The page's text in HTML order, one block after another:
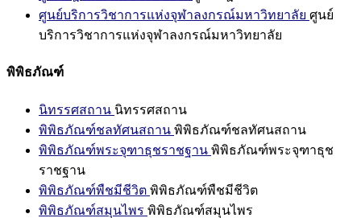
ศูนย์บริการวิชาการแห่งจุฬาลงกรณ์มหาวิทยาลัย ศูนย์
บริการวิชาการแห่งจุฬาลงกรณ์มหาวิทยาลัย
พิพิธภัณฑ์
นิทรรศสถาน นิทรรศสถาน
พิพิธภัณฑ์ชลทัศนสถาน พิพิธภัณฑ์ชลทัศนสถาน
พิพิธภัณฑ์พระจุฑาธุชราชฐาน พิพิธภัณฑ์พระจุฑาธุช
ราชฐาน
พิพิธภัณฑ์พืชมีชีวิต พิพิธภัณฑ์พืชมีชีวิต
พิพิธภัณฑ์สมุนไพร พิพิธภัณฑ์สมุนไพร